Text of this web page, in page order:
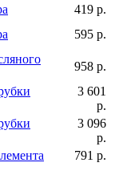
419 р.
595 р.
958 р.
3 601
р.
3 096
р.
791 р.